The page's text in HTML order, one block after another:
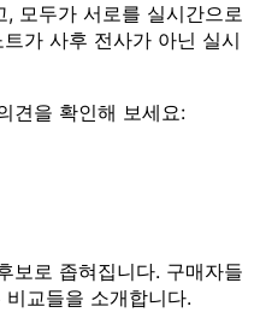
모두가 서로를 실시간으로
가 사후 전사가 아닌 실시
견을 확인해 보세요:
보로 좁혀집니다. 구매자들
교들을 소개합니다.